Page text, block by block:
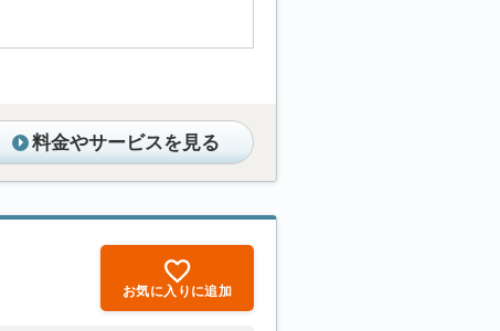
料金やサービスを見る
お気に入りに追加